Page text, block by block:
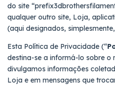
do site
qualquer outro site, Loja,
(aqui designados,
Esta Política de Privacidade (“
destina-se a informá-lo sobre o
divulgamos informações
Loja e em mensagens que